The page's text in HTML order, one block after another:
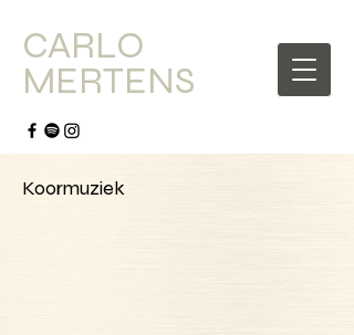
CARLO
MERTENS
Koormuziek